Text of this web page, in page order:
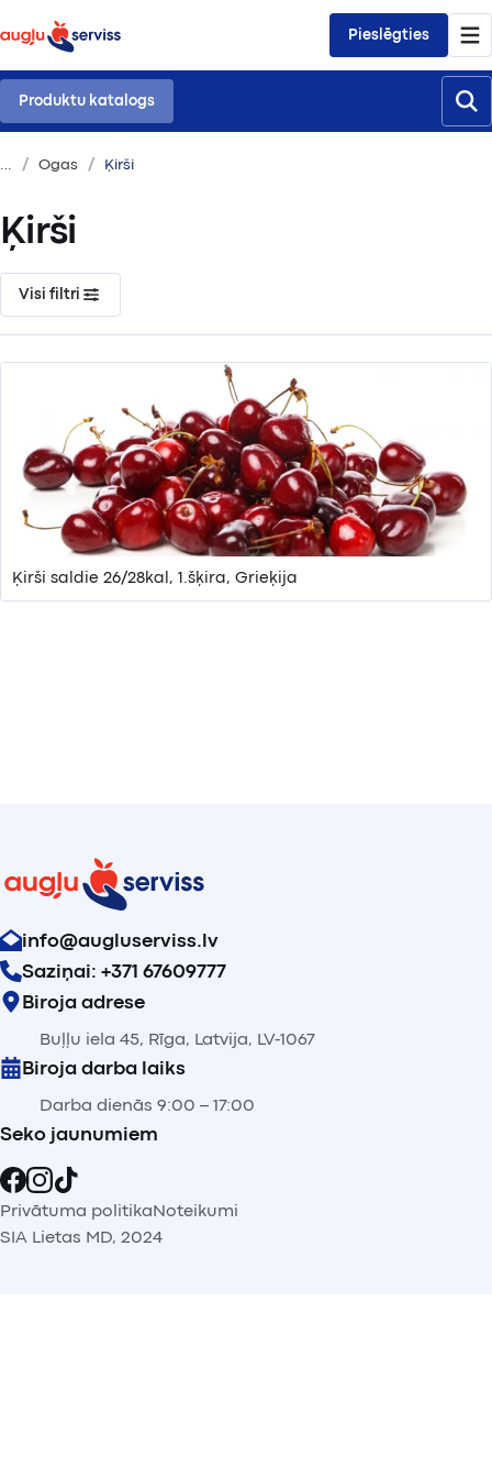
Pieslēgties
Produktu katalogs
Ogas Ķirši
Ķirši
Visi filtri
Ķirši saldie 26/28kal, 1.šķira, Grieķija
info@augluserviss.lv
Saziņai: +371 67609777
Biroja adrese
Buļļu iela 45, Rīga, Latvija, LV-1067
Biroja darba laiks
Darba dienās 9:00 – 17:00
Seko jaunumiem
Privātuma politikaNoteikumi
SIA Lietas MD, 2024